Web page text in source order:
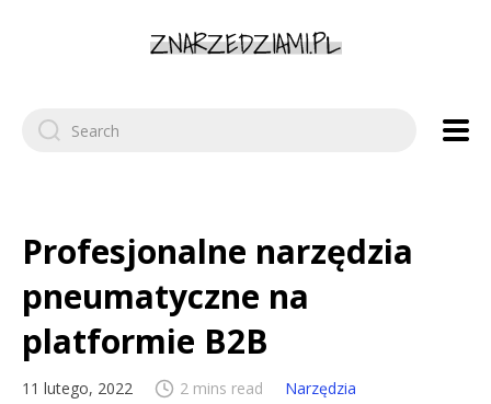
Search
for:
Profesjonalne narzędzia
pneumatyczne na
platformie B2B
11 lutego, 2022 2 mins read Narzędzia